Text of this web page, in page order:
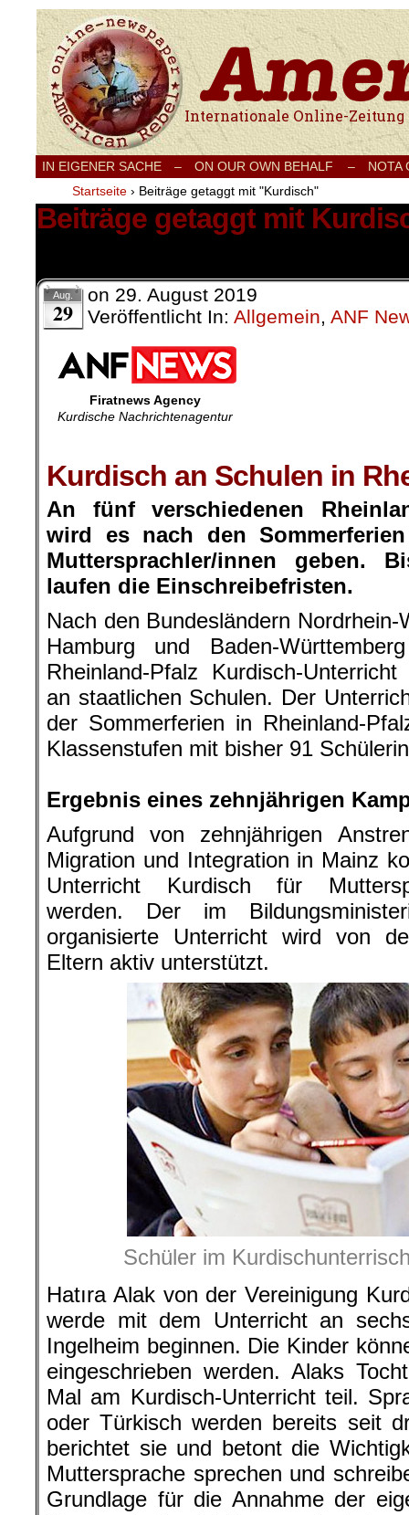
Internationale Onlinezeitung für Frieden,
IN EIGENER SACHE – ON OUR OWN BEHALF –
NOTA
Startseite › Beiträge getaggt mit "Kurdisch"
Beiträge getaggt mit
Aug.
29
on 29. August 2019
Veröffentlicht In: Allgemein, ANF
Firatnews Agency
Kurdische Nachrichtenagentur
Kurdisch an Schulen in
An fünf verschiedenen
wird es nach den
Muttersprachler/innen geben.
laufen die Einschreibefristen.
Nach den Bundesländern
Hamburg und Baden-
Rheinland-Pfalz Kurdisch-
an staatlichen Schulen. Der
der Sommerferien in Rheinland-
Klassenstufen mit bisher 91
Ergebnis eines zehnjährigen
Aufgrund von zehnjährigen
Migration und Integration in Mainz
Unterricht Kurdisch für
werden. Der im
organisierte Unterricht wird von
Eltern aktiv unterstützt.
Schüler im
Hatıra Alak von der Vereinigung
werde mit dem Unterricht an
Ingelheim beginnen. Die Kinder
eingeschrieben werden. Alaks
Mal am Kurdisch-Unterricht teil.
oder Türkisch werden bereits seit
berichtet sie und betont die
Muttersprache sprechen und
Grundlage für die Annahme der